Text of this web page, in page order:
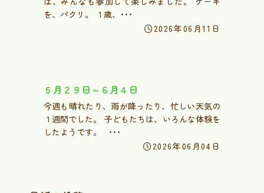
2026年06月11日
を、パクリ。 １歳、･･･
５月２９日～６月４日
2026年06月04日
今週も晴れたり、雨が降ったり、忙しい天気の
１週間でした。 子どもたちは、いろんな体験を
したようです。 ･･･